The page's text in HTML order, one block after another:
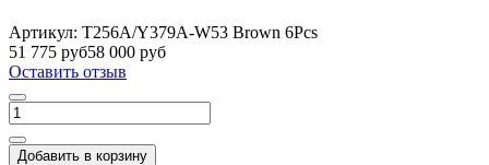
Артикул: T256A/Y379A-W53 Brown 6Pcs
51 775 руб58 000 руб
Оставить отзыв
Добавить в корзину